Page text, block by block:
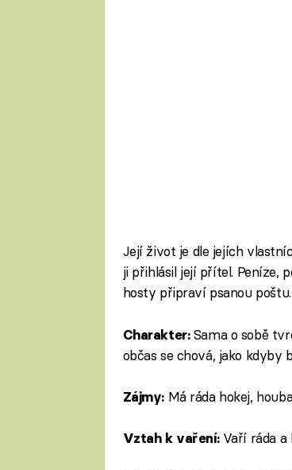
Její život je dle jejích
ji přihlásil její přítel. Peníze,
hosty připraví psanou
Charakter:Sama o sobě
občas se chová, jako kdyby
Zájmy:Má ráda hokej,
Vztah k vaření:Vaří ráda a